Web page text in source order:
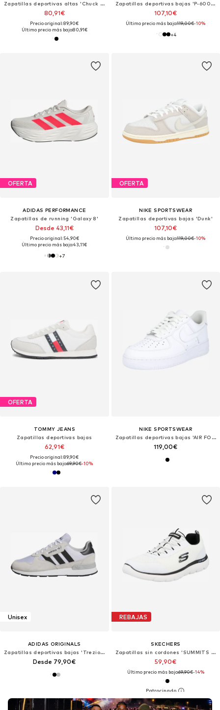
Zapatillas deportivas altas 'Chuck TayIor All Star Lift Platform'
80,91€
Precio original: 89,90€
Último precio más bajo:80,91€
Zapatillas deportivas bajas 'P-6000'
107,10€
Último precio más bajo:119,00€-10%
+4
OFERTA
ADIDAS PERFORMANCE
Zapatillas de running 'Galaxy 8'
Desde 43,11€
Precio original: 54,90€
Último precio más bajo:43,11€
+7
OFERTA
NIKE SPORTSWEAR
Zapatillas deportivas bajas 'Dunk'
107,10€
Último precio más bajo:119,00€-10%
OFERTA
TOMMY JEANS
Zapatillas deportivas bajas
62,91€
Precio original: 89,90€
Último precio más bajo:69,90€-10%
NIKE SPORTSWEAR
Zapatillas deportivas bajas 'AIR FORCE 1 07'
119,00€
Unisex
ADIDAS ORIGINALS
Zapatillas deportivas bajas 'Treziod 2.0'
Desde 79,90€
REBAJAS
SKECHERS
Zapatillas sin cordones 'SUMMITS REPINSKI'
59,90€
Último precio más bajo:69,90€-14%